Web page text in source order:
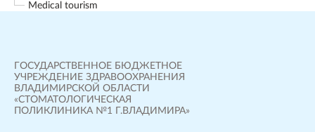
Мedical tourism
ГОСУДАРСТВЕННОЕ БЮДЖЕТНОЕ
УЧРЕЖДЕНИЕ ЗДРАВООХРАНЕНИЯ
ВЛАДИМИРСКОЙ ОБЛАСТИ
«СТОМАТОЛОГИЧЕСКАЯ
ПОЛИКЛИНИКА №1 Г.ВЛАДИМИРА»